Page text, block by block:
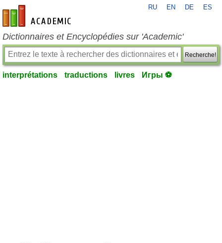
fr-academic.com
RU EN DE ES
Dictionnaires et Encyclopédies sur 'Academic'
Recherche!
interprétations traductions livres Игры ⚽